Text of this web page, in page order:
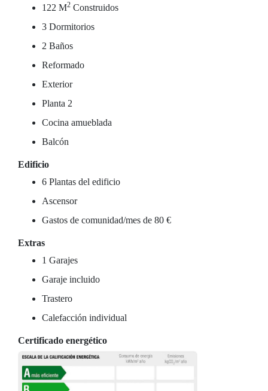
122 M2 Construidos
3 Dormitorios
2 Baños
Reformado
Exterior
Planta 2
Cocina amueblada
Balcón
Edificio
6 Plantas del edificio
Ascensor
Gastos de comunidad/mes de 80 €
Extras
1 Garajes
Garaje incluido
Trastero
Calefacción individual
Certificado energético